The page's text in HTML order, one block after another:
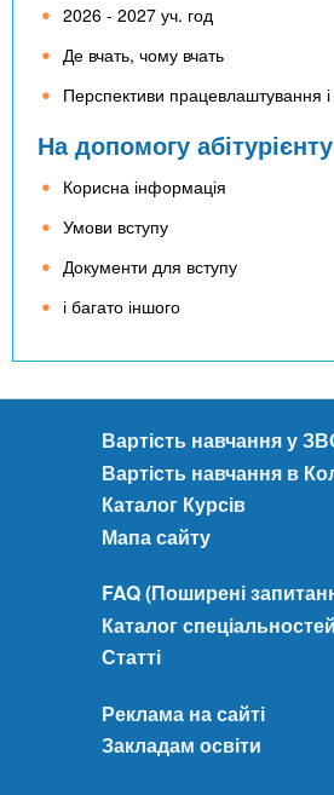
2026 - 2027 уч. год
Де вчать, чому вчать
Перспективи працевлаштування і
На допомогу абітурієнту
Корисна інформація
Умови вступу
Документи для вступу
і багато іншого
Вартість навчання у
Вартість навчання в
Каталог Курсів
Мапа сайту
FAQ (Поширені
Каталог спеціальностей
Статті
Реклама на сайті
Закладам освіти